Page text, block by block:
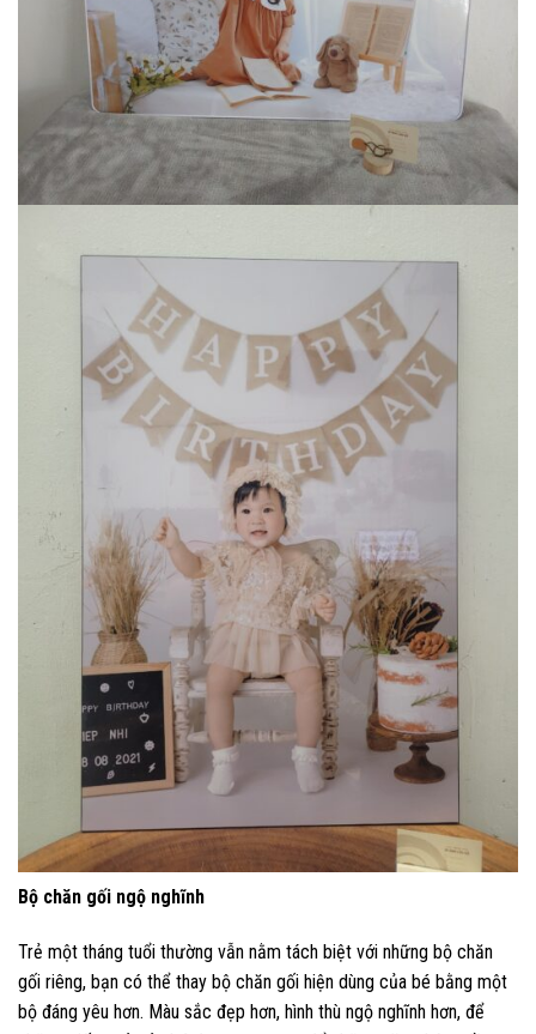
Bộ chăn gối ngộ nghĩnh
Trẻ một tháng tuổi thường vẫn nằm tách biệt với những bộ chăn
gối riêng, bạn có thể thay bộ chăn gối hiện dùng của bé bằng một
bộ đáng yêu hơn. Màu sắc đẹp hơn, hình thù ngộ nghĩnh hơn, để